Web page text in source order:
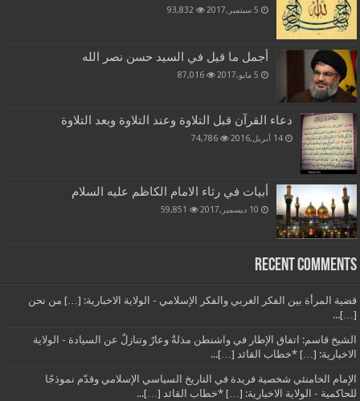
5 سبتمبر,2017 93,832
أجمل ما قيل في السيد حسن نصر الله
5 مايو,2017 87,016
دعاء القرآن قبل التلاوة وعند التلاوة وبعد التلاوة
14 أبريل,2016 74,786
أبيات في رثاء الامام الكاظم عليه السلام
10 ديسمبر,2017 59,851
Recent Comments
قضية المرأة بين الفكر الغربي والفكر الإسلامي - الولاية الاخبارية: […] من نحن
[…]...
الشيخ قاسم: اتفاق الإطار في واشنطن مذلةٌ وعارٌ وتنازلٌ عن السيادة - الولاية
الاخبارية: […] *خطاب القائد […]...
الإمام الخامنئي شخصية فريدة في التاريخ السياسي الإسلامي وقدّم نموذجًا
للحاكمية - الولاية الاخبارية: […] *خطاب القائد […]...